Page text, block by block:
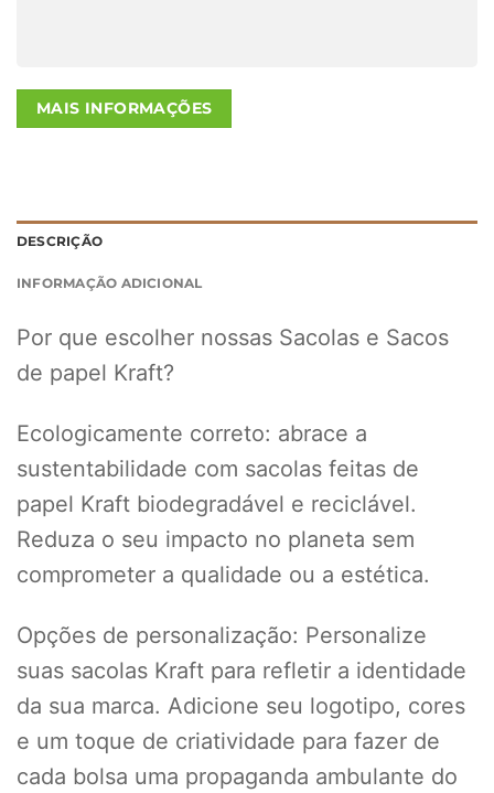
MAIS INFORMAÇÕES
DESCRIÇÃO
INFORMAÇÃO ADICIONAL
Por que escolher nossas Sacolas e Sacos
de papel Kraft?
Ecologicamente correto: abrace a
sustentabilidade com sacolas feitas de
papel Kraft biodegradável e reciclável.
Reduza o seu impacto no planeta sem
comprometer a qualidade ou a estética.
Opções de personalização: Personalize
suas sacolas Kraft para refletir a identidade
da sua marca. Adicione seu logotipo, cores
e um toque de criatividade para fazer de
cada bolsa uma propaganda ambulante do